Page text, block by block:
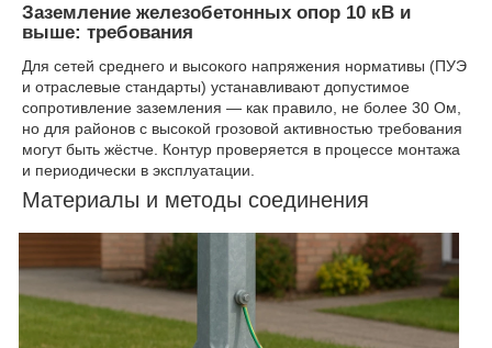
Заземление железобетонных опор 10 кВ и
выше: требования
Для сетей среднего и высокого напряжения нормативы (ПУЭ
и отраслевые стандарты) устанавливают допустимое
сопротивление заземления — как правило, не более 30 Ом,
но для районов с высокой грозовой активностью требования
могут быть жёстче. Контур проверяется в процессе монтажа
и периодически в эксплуатации.
Материалы и методы соединения